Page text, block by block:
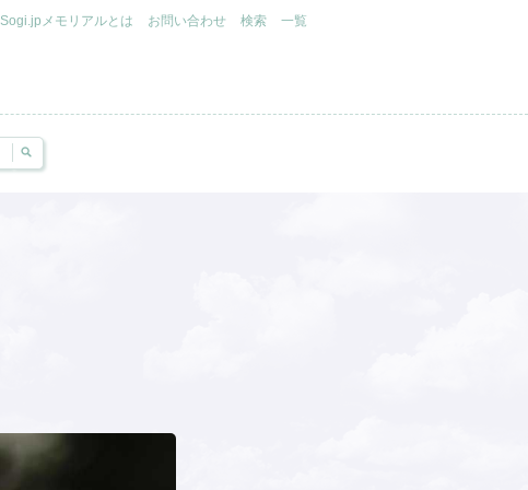
Sogi.jpメモリアルとは お問い合わせ 検索 一覧